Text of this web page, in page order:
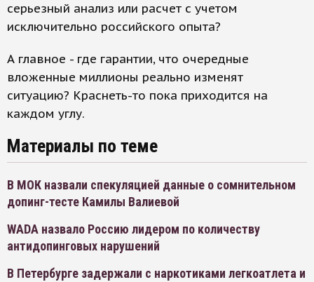
серьезный анализ или расчет с учетом
исключительно российского опыта?
А главное - где гарантии, что очередные
вложенные миллионы реально изменят
ситуацию? Краснеть-то пока приходится на
каждом углу.
Материалы по теме
В МОК назвали спекуляцией данные о сомнительном
допинг-тесте Камилы Валиевой
WADA назвало Россию лидером по количеству
антидопинговых нарушений
В Петербурге задержали с наркотиками легкоатлета и